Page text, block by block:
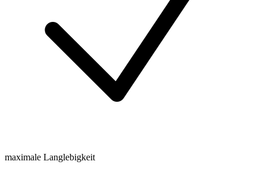
maximale Langlebigkeit